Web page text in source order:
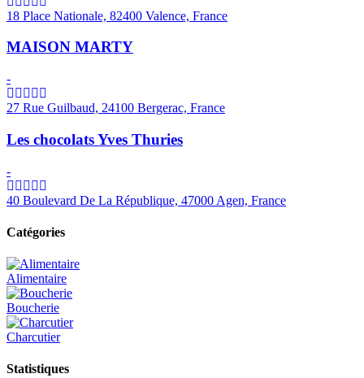
18 Place Nationale, 82400 Valence, France
MAISON MARTY
-
27 Rue Guilbaud, 24100 Bergerac, France
Les chocolats Yves Thuries
-
40 Boulevard De La République, 47000 Agen, France
Catégories
Alimentaire
Boucherie
Charcutier
Statistiques